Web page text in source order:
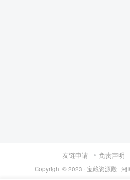
友链申请 免责声明
Copyright © 2023 · 宝藏资源殿· 湘